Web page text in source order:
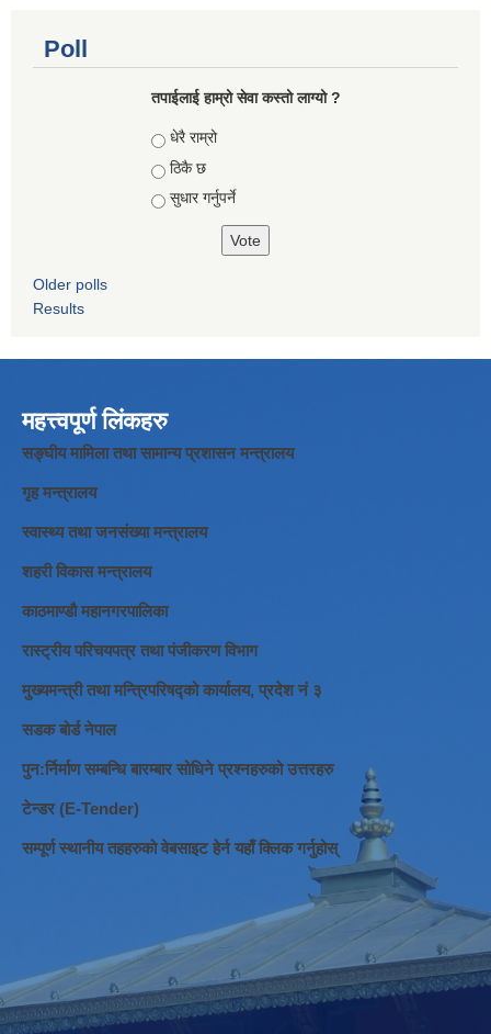
Poll
तपाईलाई हाम्रो सेवा कस्तो लाग्यो ?
Choices
धेरै राम्रो
ठिकै छ
सुधार गर्नुपर्ने
Older polls
Results
महत्त्वपूर्ण लिंकहरु
सङ्घीय मामिला तथा सामान्य प्रशासन मन्त्रालय
गृह मन्त्रालय
स्वास्थ्य तथा जनसंख्या मन्त्रालय
शहरी विकास मन्त्रालय
काठमाण्डौ महानगरपालिका
रास्ट्रीय परिचयपत्र तथा पंजीकरण विभाग
मुख्यमन्त्री तथा मन्त्रिपरिषद्को कार्यालय, प्रदेश नं ३
सडक बोर्ड नेपाल
पुन:र्निर्माण सम्बन्धि बारम्बार सोधिने प्रश्नहरुको उत्तरहरु
टेन्डर (E-Tender)
सम्पूर्ण स्थानीय तहहरुको वेबसाइट हेर्न यहाँ क्लिक गर्नुहोस्